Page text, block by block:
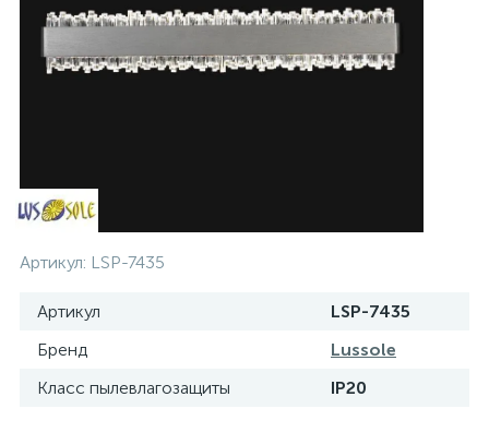
Артикул: LSP-7435
Артикул
LSP-7435
Бренд
Lussole
Класс пылевлагозащиты
IP20